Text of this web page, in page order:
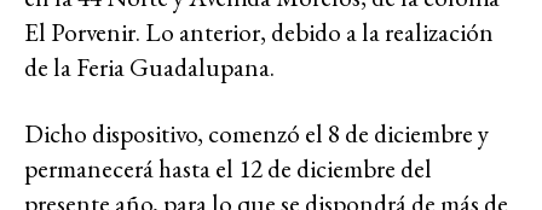
El Porvenir. Lo anterior, debido a la realización
de la Feria Guadalupana.
Dicho dispositivo, comenzó el 8 de diciembre y
permanecerá hasta el 12 de diciembre del
presente año, para lo que se dispondrá de más de